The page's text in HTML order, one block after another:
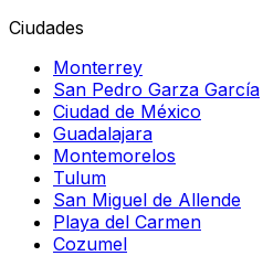
Ciudades
Monterrey
San Pedro Garza García
Ciudad de México
Guadalajara
Montemorelos
Tulum
San Miguel de Allende
Playa del Carmen
Cozumel